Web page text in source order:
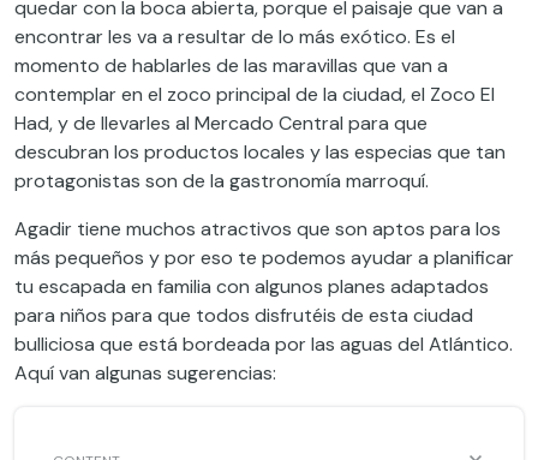
quedar con la boca abierta, porque el paisaje que van a
encontrar les va a resultar de lo más exótico. Es el
momento de hablarles de las maravillas que van a
contemplar en el zoco principal de la ciudad, el Zoco El
Had, y de llevarles al Mercado Central para que
descubran los productos locales y las especias que tan
protagonistas son de la gastronomía marroquí.
Agadir tiene muchos atractivos que son aptos para los
más pequeños y por eso te podemos ayudar a planificar
tu escapada en familia con algunos planes adaptados
para niños para que todos disfrutéis de esta ciudad
bulliciosa que está bordeada por las aguas del Atlántico.
Aquí van algunas sugerencias: